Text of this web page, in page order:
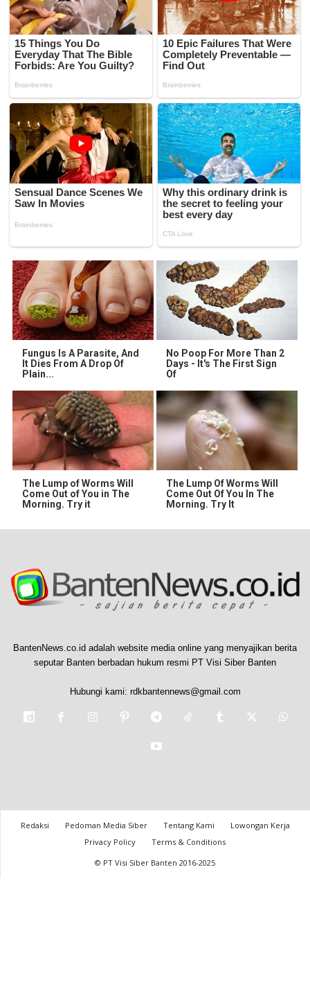
Fungus Is A Parasite, And
It Dies From A Drop Of
Plain...
No Poop For More Than 2
Days - It's The First Sign
Of
The Lump of Worms Will
Come Out of You in The
Morning. Try it
The Lump Of Worms Will
Come Out Of You In The
Morning. Try It
BantenNews.co.id adalah website media online yang menyajikan berita
seputar Banten berbadan hukum resmi PT Visi Siber Banten
Hubungi kami: rdkbantennews@gmail.com
Redaksi Pedoman Media Siber Tentang Kami
Lowongan Kerja
Privacy Policy
Terms & Conditions
© PT Visi Siber Banten 2016-2025